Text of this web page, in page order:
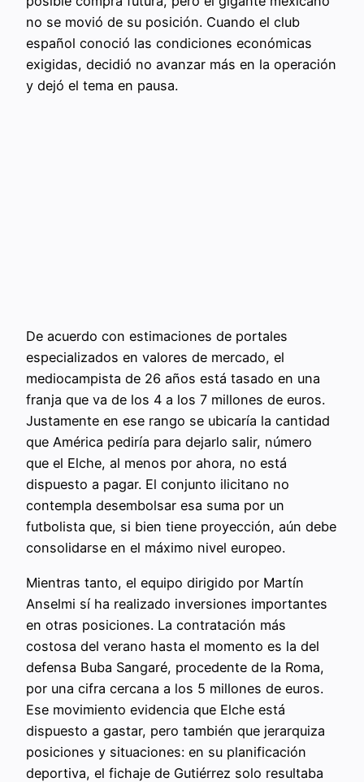
no se movió de su posición. Cuando el club
español conoció las condiciones económicas
exigidas, decidió no avanzar más en la operación
y dejó el tema en pausa.
De acuerdo con estimaciones de portales
especializados en valores de mercado, el
mediocampista de 26 años está tasado en una
franja que va de los 4 a los 7 millones de euros.
Justamente en ese rango se ubicaría la cantidad
que América pediría para dejarlo salir, número
que el Elche, al menos por ahora, no está
dispuesto a pagar. El conjunto ilicitano no
contempla desembolsar esa suma por un
futbolista que, si bien tiene proyección, aún debe
consolidarse en el máximo nivel europeo.
Mientras tanto, el equipo dirigido por Martín
Anselmi sí ha realizado inversiones importantes
en otras posiciones. La contratación más
costosa del verano hasta el momento es la del
defensa Buba Sangaré, procedente de la Roma,
por una cifra cercana a los 5 millones de euros.
Ese movimiento evidencia que Elche está
dispuesto a gastar, pero también que jerarquiza
posiciones y situaciones: en su planificación
deportiva, el fichaje de Gutiérrez solo resultaba